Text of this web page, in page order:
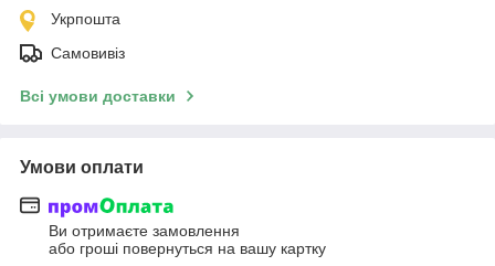
Укрпошта
Самовивіз
Всі умови доставки
Умови оплати
Ви отримаєте замовлення
або гроші повернуться на вашу картку